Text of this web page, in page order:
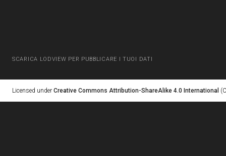
SCARICA LODVIEW PER PUBBLICARE I TUOI DATI
Licensed under Creative Commons Attribution-ShareAlike 4.0 International